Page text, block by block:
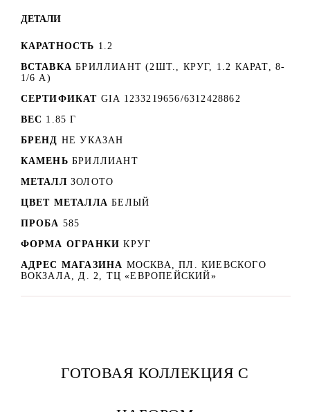
ДЕТАЛИ
КАРАТНОСТЬ 1.2
ВСТАВКА БРИЛЛИАНТ (2ШТ., КРУГ, 1.2 КАРАТ, 8-
1/6 А)
СЕРТИФИКАТ GIA 1233219656/6312428862
ВЕС 1.85 Г
БРЕНД НЕ УКАЗАН
КАМЕНЬ БРИЛЛИАНТ
МЕТАЛЛ ЗОЛОТО
ЦВЕТ МЕТАЛЛА БЕЛЫЙ
ПРОБА 585
ФОРМА ОГРАНКИ КРУГ
АДРЕС МАГАЗИНА МОСКВА, ПЛ. КИЕВСКОГО
ВОКЗАЛА, Д. 2, ТЦ «ЕВРОПЕЙСКИЙ»
ГОТОВАЯ КОЛЛЕКЦИЯ С